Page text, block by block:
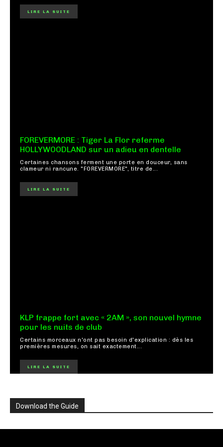
LIRE LA SUITE
FOREVERMORE : Tiger La Flor referme
HOLLYWOODLAND sur un adieu en dentelle
Certaines chansons ferment une porte en douceur, sans
clameur ni rancune. "FOREVERMORE", titre de...
LIRE LA SUITE
KLP frappe fort avec « 2AM », son nouvel hymne
pour les nuits de club
Certains morceaux n'ont pas besoin d'explication : dès les
premières mesures, on sait exactement...
LIRE LA SUITE
Download the Guide